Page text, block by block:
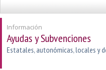
Información
Ayudas y Subvenciones
Estatales, autonómicas, locales y